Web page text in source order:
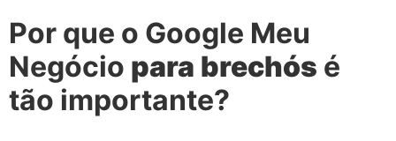
Por que o Google Meu
Negócio para brechós é
tão importante?